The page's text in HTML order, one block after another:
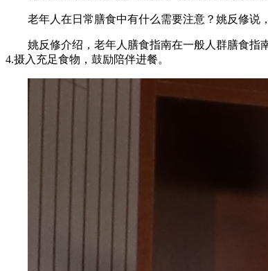
老年人在日常膳食中有什么需要注意？姚反修说
姚反修介绍，老年人膳食指南在一般人群膳食指
4.摄入充足食物，鼓励陪伴进餐。